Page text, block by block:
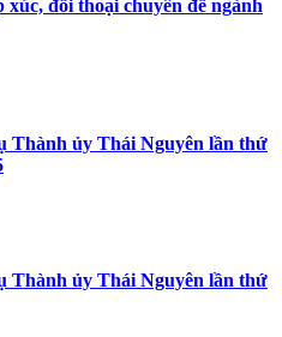
đối thoại chuyên đề ngành
Thành ủy Thái Nguyên lần thứ
Thành ủy Thái Nguyên lần thứ